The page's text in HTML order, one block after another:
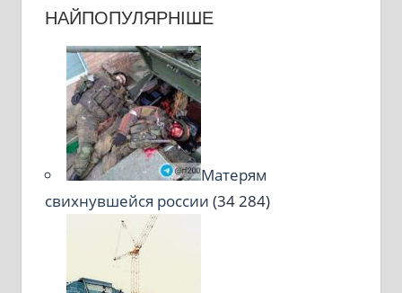
НАЙПОПУЛЯРНІШЕ
Матерям
свихнувшейся россии (34 284)